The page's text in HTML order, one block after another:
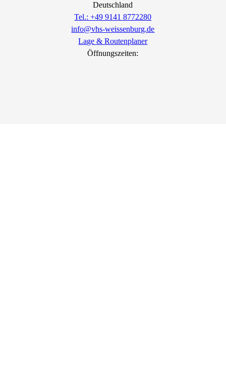
Deutschland
Tel.: +49 9141 8772280
info@vhs-weissenburg.de
Lage & Routenplaner
Öffnungszeiten: